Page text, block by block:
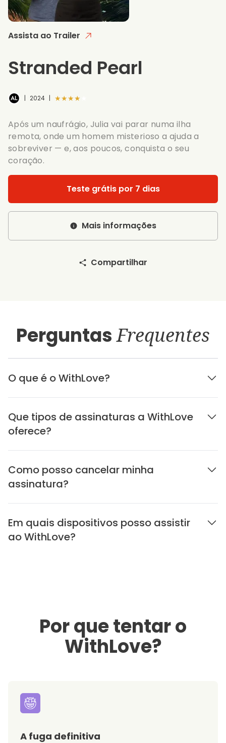
Assista ao Trailer
Stranded Pearl
| 2024 | ★★★★★
Após um naufrágio, Julia vai parar numa ilha
remota, onde um homem misterioso a ajuda a
sobreviver — e, aos poucos, conquista o seu
coração.
Teste grátis por 7 dias
Mais informações
Compartilhar
PerguntasFrequentes
O que é o WithLove?
Que tipos de assinaturas a WithLove
oferece?
Como posso cancelar minha
assinatura?
Em quais dispositivos posso assistir
ao WithLove?
Por que tentar o
WithLove?
A fuga definitiva